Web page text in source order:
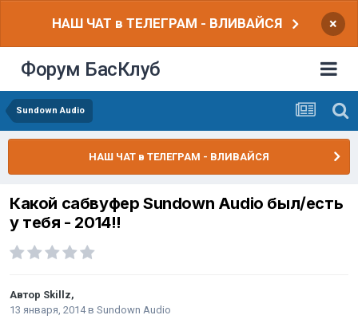
НАШ ЧАТ в ТЕЛЕГРАМ - ВЛИВАЙСЯ ×
Форум БасКлуб
Sundown Audio
НАШ ЧАТ в ТЕЛЕГРАМ - ВЛИВАЙСЯ
Какой сабвуфер Sundown Audio был/есть
у тебя - 2014!!
Автор Skillz,
13 января, 2014в Sundown Audio